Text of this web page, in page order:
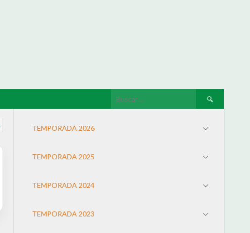
TEMPORADA 2026
TEMPORADA 2025
TEMPORADA 2024
TEMPORADA 2023